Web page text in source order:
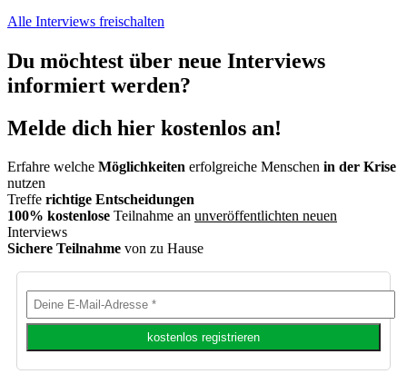
Alle Interviews freischalten
Du möchtest über neue Interviews
informiert werden?
Melde dich hier kostenlos an!
Erfahre welche Möglichkeiten erfolgreiche Menschen in der Krise
nutzen
Treffe richtige Entscheidungen
100% kostenlose Teilnahme an unveröffentlichten neuen
Interviews
Sichere Teilnahme von zu Hause